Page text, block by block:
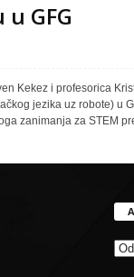
GFG
Kekez i profesorica
jezika uz robote) u
zanimanja za STEM